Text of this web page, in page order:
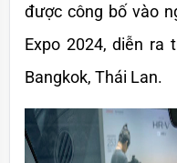
được công bố vào
Expo 2024, diễn ra
Bangkok, Thái Lan.